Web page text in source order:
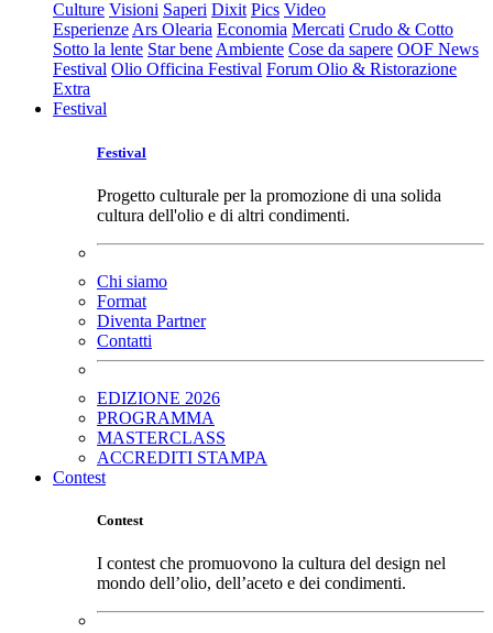
Culture Visioni Saperi Dixit Pics Video
Esperienze Ars Olearia Economia Mercati Crudo & Cotto
Sotto la lente Star bene Ambiente Cose da sapere OOF News
Festival Olio Officina Festival Forum Olio & Ristorazione
Extra
Festival
Festival
Progetto culturale per la promozione di una solida
cultura dell'olio e di altri condimenti.
Chi siamo
Format
Diventa Partner
Contatti
EDIZIONE 2026
PROGRAMMA
MASTERCLASS
ACCREDITI STAMPA
Contest
Contest
I contest che promuovono la cultura del design nel
mondo dell’olio, dell’aceto e dei condimenti.